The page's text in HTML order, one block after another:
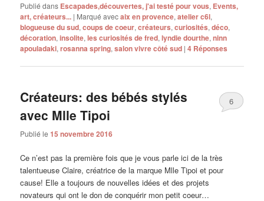
Publié dans Escapades,découvertes, j'ai testé pour vous, Events,
art, créateurs... | Marqué avecaix en provence,atelier c6l,
blogueuse du sud,coups de coeur,créateurs,curiosités,déco,
décoration,insolite,les curiosités de fred,lyndie dourthe,ninn
apouladaki,rosanna spring,salon vivre côté sud |4 Réponses
Créateurs: des bébés stylés
avec Mlle Tipoi
Publié le15 novembre 2016
6
Ce n’est pas la première fois que je vous parle ici de la très
talentueuse Claire, créatrice de la marque Mlle Tipoi et pour
cause! Elle a toujours de nouvelles idées et des projets
novateurs qui ont le don de conquérir mon petit coeur…